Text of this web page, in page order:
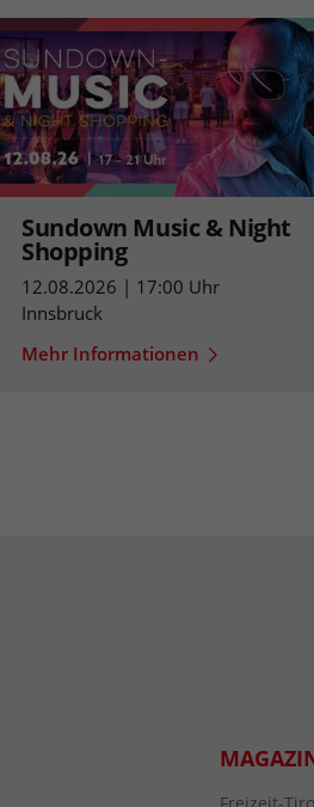
Sundown Music & Night
Shopping
12.08.2026 | 17:00 Uhr
Innsbruck
Mehr Informationen